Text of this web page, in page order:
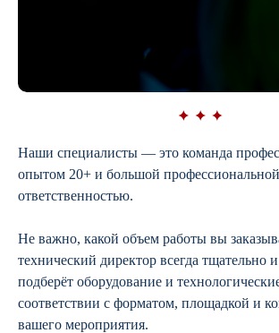
Наши специалисты — это команда
опытом 20+ и большой
ответственностью.
Не важно, какой объем работы вы
технический директор всегда тщательно
подберёт оборудование и
соответствии с форматом, площадкой и
вашего мероприятия.